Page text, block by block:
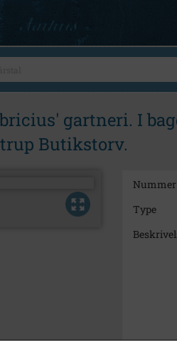
gartneri. I
Butikstorv.
Nummer
Type